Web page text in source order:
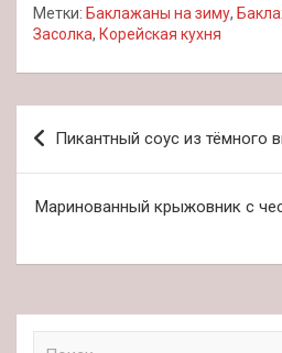
Метки: Баклажаны на зиму,
Засолка, Корейская кухня
Навигация
по
записям
Пикантный соус из тёмного
Маринованный крыжовник с